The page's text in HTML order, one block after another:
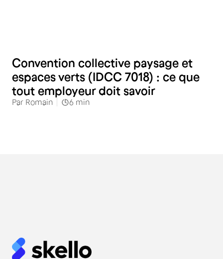
Convention collective paysage et
espaces verts (IDCC 7018) : ce que
tout employeur doit savoir
Par Romain 6 min